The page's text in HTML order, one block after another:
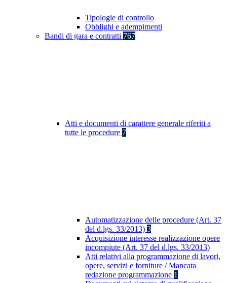
Tipologie di controllo
Obblighi e adempimenti
Bandi di gara e contratti 767
Atti e documenti di carattere generale riferiti a
tutte le procedure 7
Automatizzazione delle procedure (Art. 37
del d.lgs. 33/2013) 3
Acquisizione interesse realizzazione opere
incompiute (Art. 37 del d.lgs. 33/2013)
Atti relativi alla programmazione di lavori,
opere, servizi e forniture / Mancata
redazione programmazione 1